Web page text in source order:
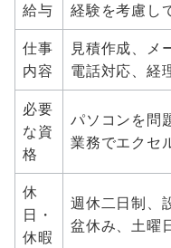
給与 経験を考慮し
仕事
内容
見積作成、メ
電話対応、経
必要
な資
格
パソコンを問
業務でエクセ
休
日・
休暇
週休二日制、
盆休み、土曜